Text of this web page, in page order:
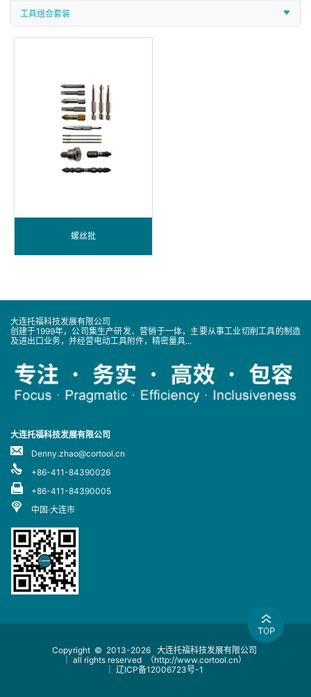
工具组合套装
螺丝批
大连托福科技发展有限公司
创建于1999年，公司集生产研发、营销于一体，主要从事工业切削工具的制造
及进出口业务，并经营电动工具附件，精密量具...
大连托福科技发展有限公司
Denny.zhao@cortool.cn
+86-411-84390026
+86-411-84390005
中国·大连市
Copyright © 2013-2026 大连托福科技发展有限公司
｜ all rights reserved
（http://www.cortool.cn）
辽ICP备12006723号-1